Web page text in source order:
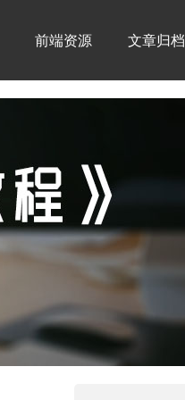
前端资源 文章归档